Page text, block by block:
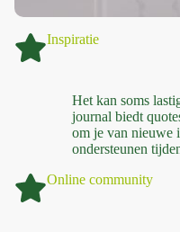
Inspiratie
Het kan soms
journal biedt
om je van nieuwe
ondersteunen
Online community